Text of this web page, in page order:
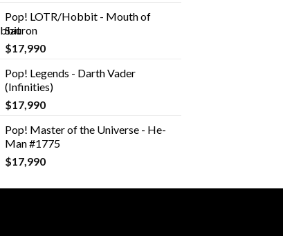
Pop! LOTR/Hobbit - Mouth of
Sauron
$17,990
Pop! Legends - Darth Vader
(Infinities)
$17,990
Pop! Master of the Universe - He-
Man #1775
$17,990